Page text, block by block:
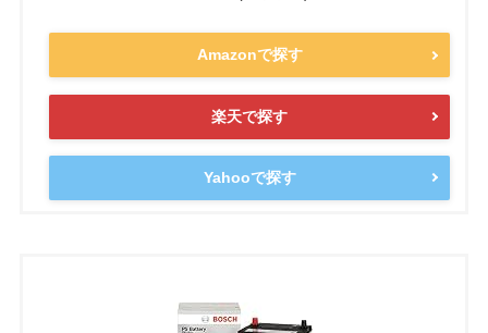
Amazonで探す
楽天で探す
Yahooで探す